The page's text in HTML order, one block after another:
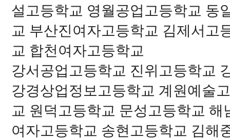
설고등학교 영월공업고등학교 동
교 부산진여자고등학교 김제서고
교 합천여자고등학교
강서공업고등학교 진위고등학교
강경상업정보고등학교 계원예술
교 원덕고등학교 문성고등학교
여자고등학교 송현고등학교 김해